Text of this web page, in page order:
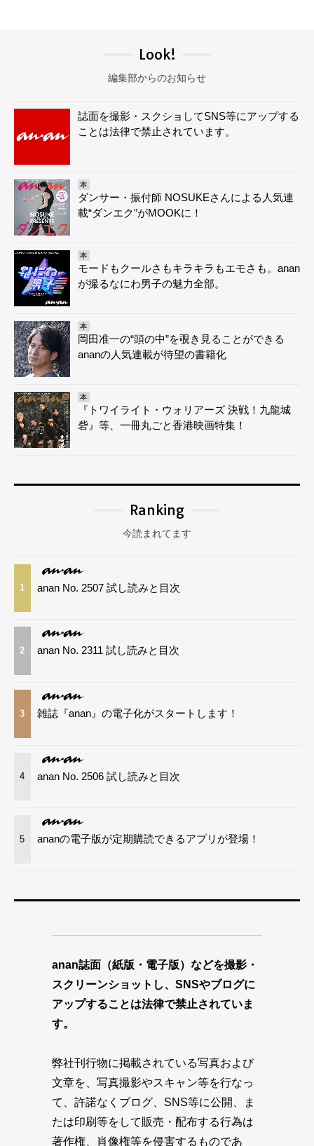
Look!
編集部からのお知らせ
誌面を撮影・スクショしてSNS等にアップする
ことは法律で禁止されています。
本
ダンサー・振付師 NOSUKEさんによる人気連
載“ダンエク”がMOOKに！
本
モードもクールさもキラキラもエモさも。anan
が撮るなにわ男子の魅力全部。
本
岡田准一の“頭の中”を覗き見ることができる
ananの人気連載が待望の書籍化
本
『トワイライト・ウォリアーズ 決戦！九龍城
砦』等、一冊丸ごと香港映画特集！
Ranking
今読まれてます
1 anan No. 2507 試し読みと目次
2 anan No. 2311 試し読みと目次
3 雑誌『anan』の電子化がスタートします！
4 anan No. 2506 試し読みと目次
5 ananの電子版が定期購読できるアプリが登場！
anan誌面（紙版・電子版）などを撮影・
スクリーンショットし、SNSやブログに
アップすることは法律で禁止されていま
す。
弊社刊行物に掲載されている写真および
文章を、写真撮影やスキャン等を行なっ
て、許諾なくブログ、SNS等に公開、ま
たは印刷等をして販売・配布する行為は
著作権、肖像権等を侵害するものであ